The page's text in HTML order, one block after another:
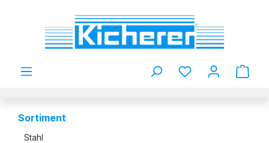
Zum Hauptinhalt springen
Du hast 0
Sortiment
Stahl